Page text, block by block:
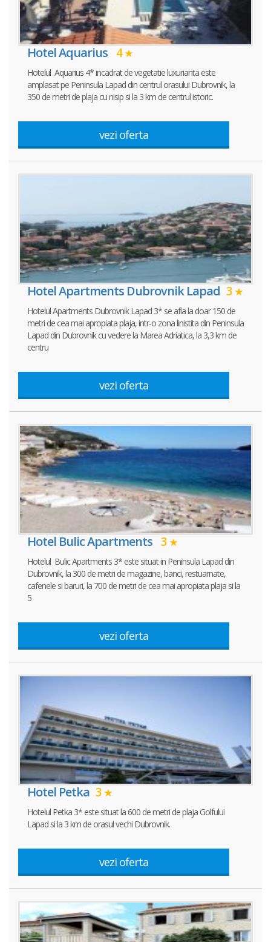
Hotel Aquarius 4
Hotelul Aquarius 4* incadrat de vegetatie luxurianta este
amplasat pe Peninsula Lapad din centrul orasului Dubrovnik, la
350 de metri de plaja cu nisip si la 3 km de centrul istoric.
vezi oferta
Hotel Apartments Dubrovnik Lapad 3
Hotelul Apartments Dubrovnik Lapad 3* se afla la doar 150 de
metri de cea mai apropiata plaja, intr-o zona linistita din Peninsula
Lapad din Dubrovnik cu vedere la Marea Adriatica, la 3,3 km de
centru
vezi oferta
Hotel Bulic Apartments 3
Hotelul Bulic Apartments 3* este situat in Peninsula Lapad din
Dubrovnik, la 300 de metri de magazine, banci, restuarnate,
cafenele si baruri, la 700 de metri de cea mai apropiata plaja si la
5
vezi oferta
Hotel Petka 3
Hotelul Petka 3* este situat la 600 de metri de plaja Golfului
Lapad si la 3 km de orasul vechi Dubrovnik.
vezi oferta